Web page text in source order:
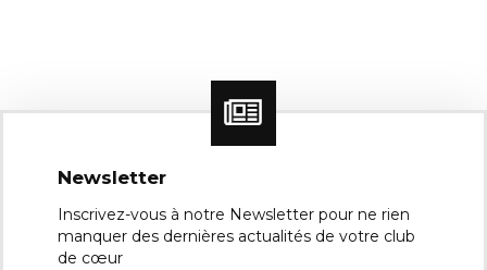
Newsletter
Inscrivez-vous à notre Newsletter pour ne rien
manquer des dernières actualités de votre club
de cœur